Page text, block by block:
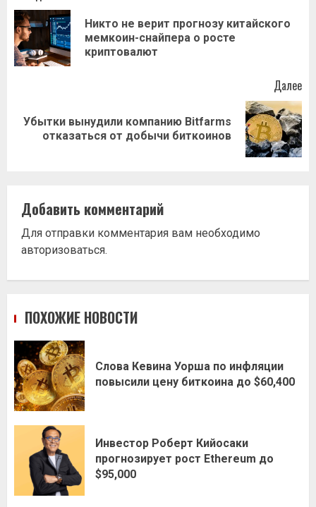
записи
Никто не верит прогнозу китайского
мемкоин-снайпера о росте
криптовалют
Далее
Следующая
запись:
Убытки вынудили компанию Bitfarms
отказаться от добычи биткоинов
Добавить комментарий
Для отправки комментария вам необходимо
авторизоваться.
ПОХОЖИЕ НОВОСТИ
Слова Кевина Уорша по инфляции
повысили цену биткоина до $60,400
Инвестор Роберт Кийосаки
прогнозирует рост Ethereum до
$95,000